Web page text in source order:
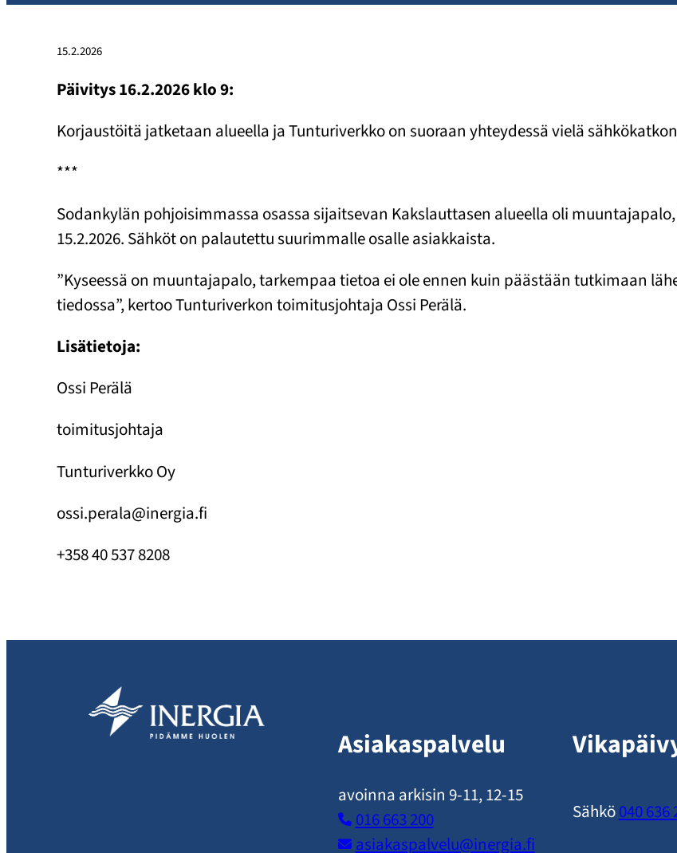
15.2.2026
Päivitys 16.2.2026 klo 9:
Korjaustöitä jatketaan alueella ja Tunturiverkko on suoraan yhteydessä vielä
***
Sodankylän pohjoisimmassa osassa sijaitsevan Kakslauttasen alueella oli
15.2.2026. Sähköt on palautettu suurimmalle osalle asiakkaista.
”Kyseessä on muuntajapalo, tarkempaa tietoa ei ole ennen kuin päästään tutkimaan
tiedossa”, kertoo Tunturiverkon toimitusjohtaja Ossi Perälä.
Lisätietoja:
Ossi Perälä
toimitusjohtaja
Tunturiverkko Oy
ossi.perala@inergia.fi
+358 40 537 8208
Asiakaspalvelu
avoinna arkisin 9-11, 12-15
016 663 200
asiakaspalvelu​@inergia.fi
Sähkö040 636